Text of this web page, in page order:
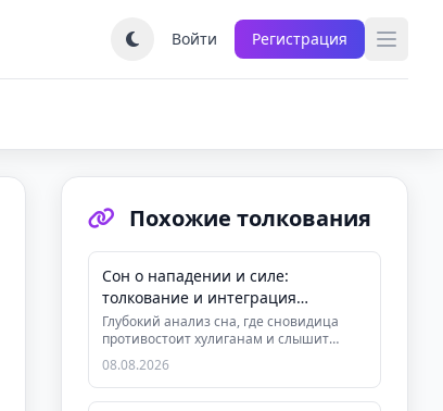
Войти Регистрация
Похожие толкования
Сон о нападении и силе:
толкование и интеграция
агрессии
Глубокий анализ сна, где сновидица
противостоит хулиганам и слышит
внутренний голос. Раскрываем знач...
08.08.2026